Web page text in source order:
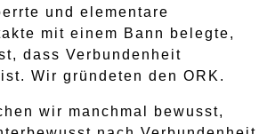
und elementare
mit einem Bann belegte,
dass Verbundenheit
Wir gründeten den ORK.
wir manchmal bewusst,